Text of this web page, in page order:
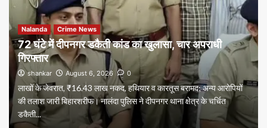
Nalanda Crime News
72 घंटे में दीपनगर डकैती कांड का खुलासा, चार अपराधी
गिरफ्तार
shankar August 6, 2026 0
लाखों के जेवरात, ₹16.43 लाख नकद, हथियार व कारतूस बरामद; अन्य आरोपियों
की तलाश जारी बिहारशरीफ। नालंदा पुलिस ने दीपनगर थाना क्षेत्र के चर्चित
डकैती...